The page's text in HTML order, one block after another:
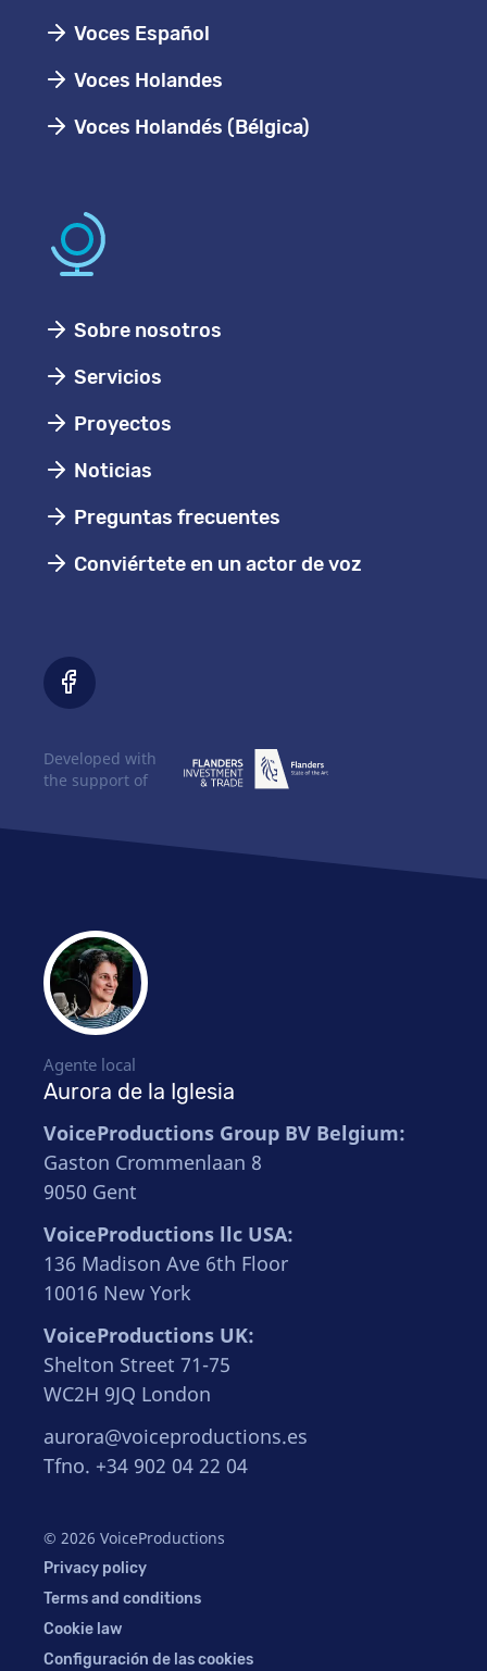
Voces Español
Voces Holandes
Voces Holandés (Bélgica)
Sobre nosotros
Servicios
Proyectos
Noticias
Preguntas frecuentes
Conviértete en un actor de voz
Agente local
Aurora de la Iglesia
VoiceProductions Group BV Belgium:
Gaston Crommenlaan 8
9050 Gent
VoiceProductions llc USA:
136 Madison Ave 6th Floor
10016 New York
VoiceProductions UK:
Shelton Street 71-75
WC2H 9JQ London
aurora@voiceproductions.es
Tfno. +34 902 04 22 04
© 2026 VoiceProductions
Privacy policy
Terms and conditions
Cookie law
Configuración de las cookies
Developed with
the support of